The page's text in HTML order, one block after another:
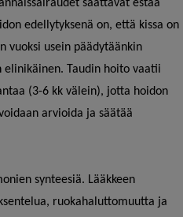
saattavat estää
edellytyksenä on, että kissa on
vuoksi usein päädytäänkin
elinikäinen. Taudin hoito vaatii
(3-6 kk välein), jotta hoidon
arvioida ja säätää
synteesiä. Lääkkeen
ruokahaluttomuutta ja